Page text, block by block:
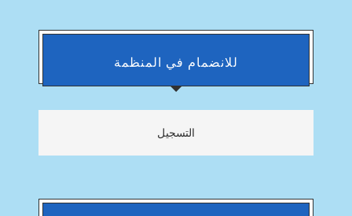
للانضمام في المنظمة
التسجيل